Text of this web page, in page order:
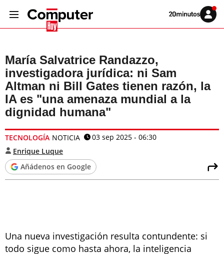
Volver
Iniciar
sesión
María Salvatrice Randazzo,
investigadora jurídica: ni Sam
Altman ni Bill Gates tienen razón, la
IA es "una amenaza mundial a la
dignidad humana"
TECNOLOGÍA NOTICIA
03 sep 2025 - 06:30
Enrique Luque
Añádenos en Google
Una nueva investigación resulta contundente: si
todo sigue como hasta ahora, la inteligencia